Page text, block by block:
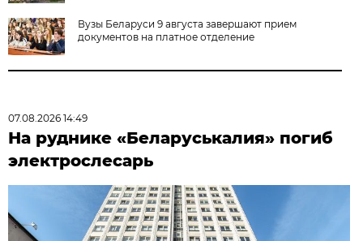
Вузы Беларуси 9 августа завершают прием
документов на платное отделение
07.08.2026 14:49
На руднике «Беларуськалия» погиб
электрослесарь